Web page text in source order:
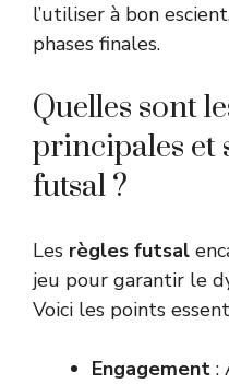
l’utiliser à bon
phases finales.
Quelles sont
principales et
futsal ?
Les règles futsal
jeu pour garantir le
Voici les points
Engagement :